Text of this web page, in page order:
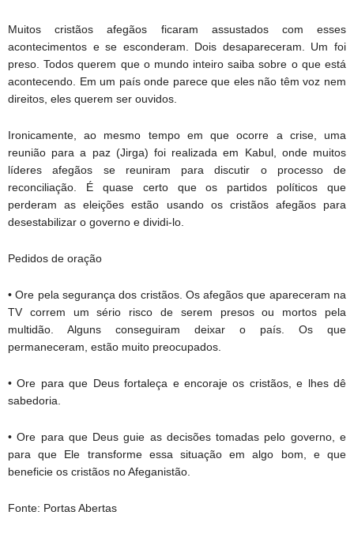
Muitos cristãos afegãos ficaram assustados com esses
acontecimentos e se esconderam. Dois desapareceram. Um foi
preso. Todos querem que o mundo inteiro saiba sobre o que está
acontecendo. Em um país onde parece que eles não têm voz nem
direitos, eles querem ser ouvidos.
Ironicamente, ao mesmo tempo em que ocorre a crise, uma
reunião para a paz (Jirga) foi realizada em Kabul, onde muitos
líderes afegãos se reuniram para discutir o processo de
reconciliação. É quase certo que os partidos políticos que
perderam as eleições estão usando os cristãos afegãos para
desestabilizar o governo e dividi-lo.
Pedidos de oração
• Ore pela segurança dos cristãos. Os afegãos que apareceram na
TV correm um sério risco de serem presos ou mortos pela
multidão. Alguns conseguiram deixar o país. Os que
permaneceram, estão muito preocupados.
• Ore para que Deus fortaleça e encoraje os cristãos, e lhes dê
sabedoria.
• Ore para que Deus guie as decisões tomadas pelo governo, e
para que Ele transforme essa situação em algo bom, e que
beneficie os cristãos no Afeganistão.
Fonte: Portas Abertas